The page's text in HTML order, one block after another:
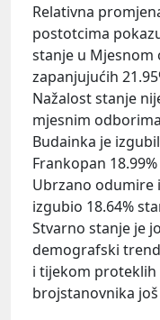
Relativna
postotcima
stanje u Mjesnom
zapanjujućih
Nažalost stanje
mjesnim
Budainka je
Frankopan
Ubrzano odumire
izgubio 18.64%
Stvarno stanje je
demografski
i tijekom proteklih
brojstanovnika